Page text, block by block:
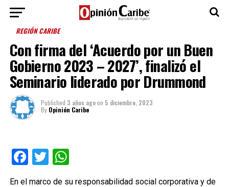
REGIÓN CARIBE
Con firma del ‘Acuerdo por un Buen
Gobierno 2023 – 2027’, finalizó el
Seminario liderado por Drummond
Published 3 años agoon 5 diciembre, 2023
By Opinión Caribe
Facebook
TwitterWhatsApp
En el marco de su responsabilidad social corporativa y de